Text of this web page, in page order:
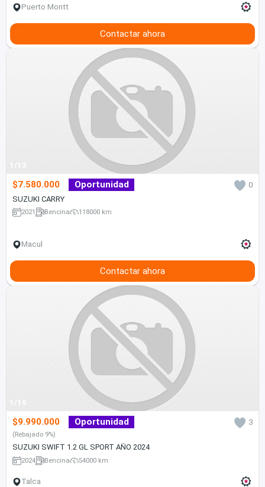
Puerto Montt
Contactar ahora
1/13
$7.580.000 Oportunidad
0
SUZUKI CARRY
2021 Bencina 118000 km
Macul
Contactar ahora
1/19
$9.990.000 Oportunidad 3
(Rebajado 9%)
SUZUKI SWIFT 1.2 GL SPORT AÑO 2024
2024 Bencina 54000 km
Talca